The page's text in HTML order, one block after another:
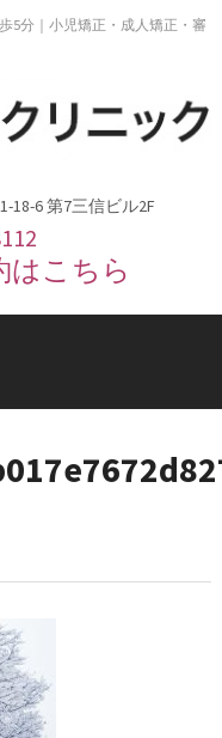
5分｜小児矯正・成人矯正・審
18-6 第7三信ビル2F
はこちら